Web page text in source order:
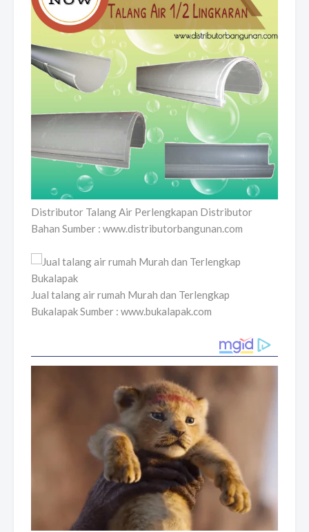
Distributor Talang Air Perlengkapan Distributor
Bahan Sumber : www.distributorbangunan.com
Jual talang air rumah Murah dan Terlengkap
Bukalapak Sumber : www.bukalapak.com